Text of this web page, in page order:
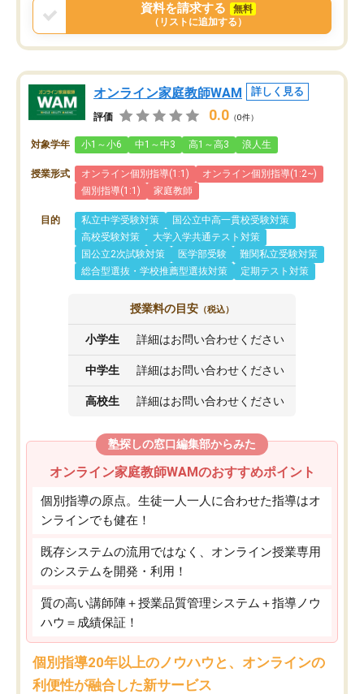
資料を請求する
無料
（リストに追加する）
オンライン家庭教師WAM 詳しく見る
評価 0.0 （0件）
対象学年 小1～小6 中1～中3 高1～高3 浪人生
授業形式 オンライン個別指導(1:1)
オンライン個別指導(1:2~)
個別指導(1:1)
家庭教師
目的 私立中学受験対策
国公立中高一貫校受験対策
高校受験対策
大学入学共通テスト対策
国公立2次試験対策
医学部受験
難関私立受験対策
総合型選抜・学校推薦型選抜対策
定期テスト対策
授業料の目安 （税込）
小学生 詳細はお問い合わせください
中学生 詳細はお問い合わせください
高校生 詳細はお問い合わせください
塾探しの窓口編集部からみた
オンライン家庭教師WAMのおすすめポイント
個別指導の原点。生徒一人一人に合わせた指導はオ
ンラインでも健在！
既存システムの流用ではなく、オンライン授業専用
のシステムを開発・利用！
質の高い講師陣＋授業品質管理システム＋指導ノウ
ハウ＝成績保証！
個別指導20年以上のノウハウと、オンラインの
利便性が融合した新サービス